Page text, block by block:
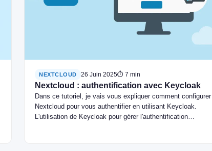
NEXTCLOUD 26 Juin 2025⏱ 7 min
Nextcloud : authentification avec Keycloak
Dans ce tutoriel, je vais vous expliquer comment configurer
Nextcloud pour vous authentifier en utilisant Keycloak.
L'utilisation de Keycloak pour gérer l'authentification…